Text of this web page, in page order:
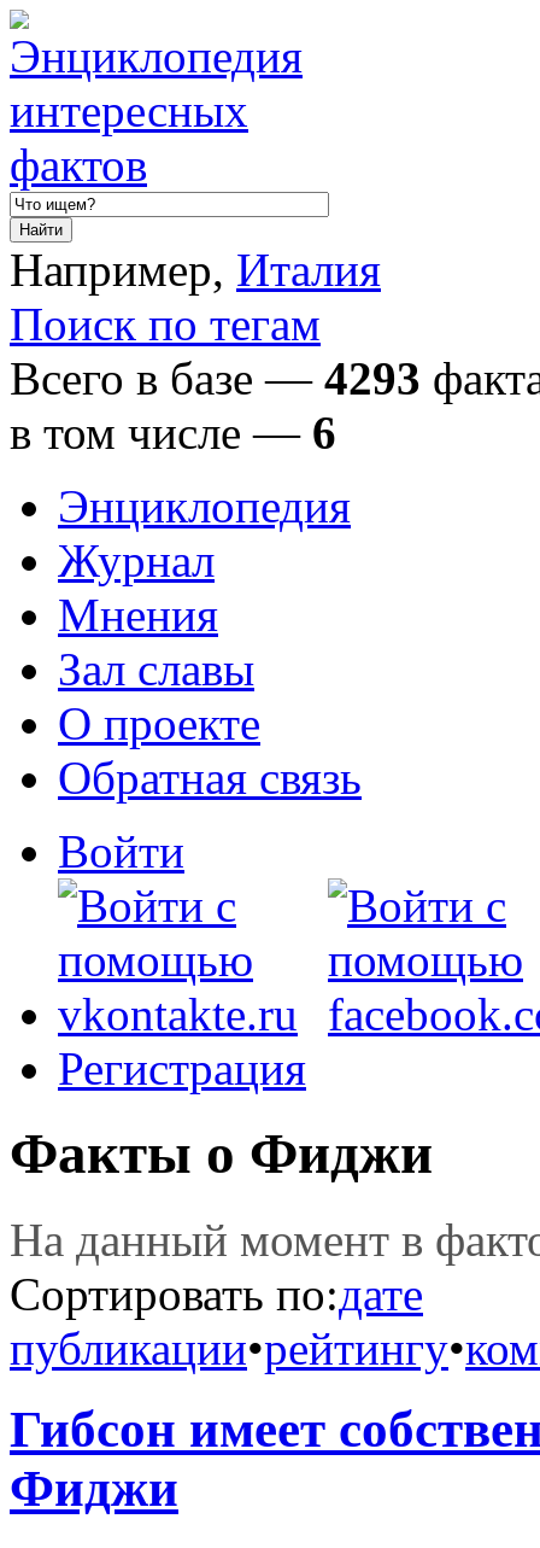
Например, Италия
Поиск по тегам
Всего в базе — 4293
в том числе— 6
Энциклопедия
Журнал
Мнения
Зал славы
О проекте
Обратная связь
Войти
Регистрация
Факты о Фиджи
На данный момент в
Сортировать по:дате
публикации•рейтингу•
Гибсон имеет
Фиджи